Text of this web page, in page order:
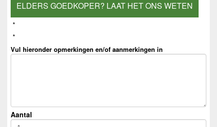
ELDERS GOEDKOPER? LAAT HET ONS WETEN
*
*
Vul hieronder opmerkingen en/of aanmerkingen in
Aantal